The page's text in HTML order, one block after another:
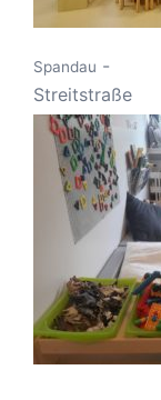
Spandau -
Streitstraße